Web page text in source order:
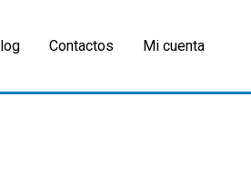
Contactos Mi cuenta